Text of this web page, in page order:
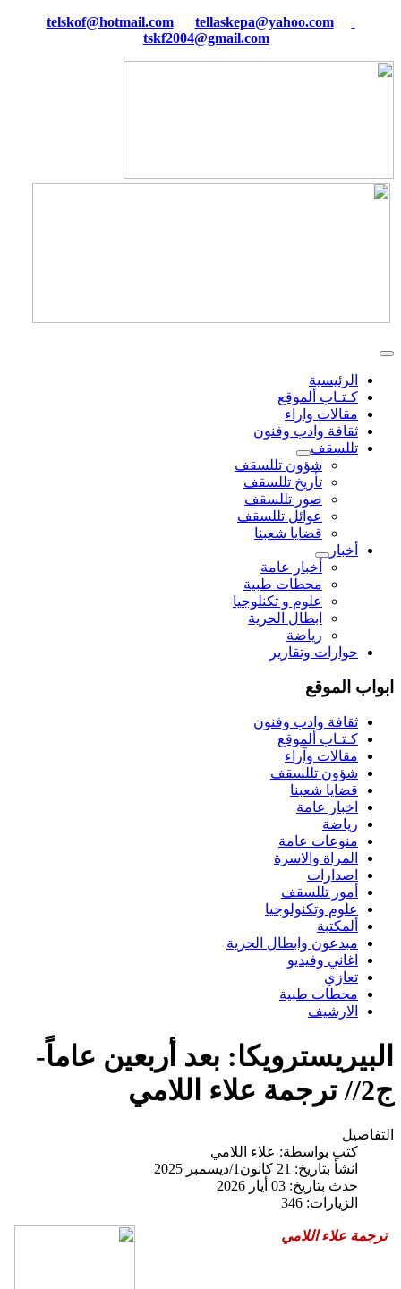
tellaskepa@yahoo.com
tskf2004@gmail.com
الرئيسية
كـتـاب ألموقع
مقالات واراء
ثقافة وادب وفنون
تللسقف
شؤون تللسقف
تأريخ تللسقف
صور تللسقف
عوائل تللسقف
قضايا شعبنا
أخبار
أخبار عامة
محطات طبية
علوم و تکنلوجیا
ابطال الحرية
رياضة
حوارات وتقارير
ابواب الموقع
ثقافة وادب وفنون
كـتـاب ألموقع
مقالات وآراء
شؤون تللسقف
قضايا شعبنا
اخبار عامة
رياضة
منوعات عامة
المراة والاسرة
اصدارات
أمور تللسقف
علوم وتكنولوجيا
ألمكتبة
مبدعون وابطال الحرية
اغاني وفيديو
تعازي
محطات طبية
الارشيف
البيريسترويكا: بعد أربعين عاماً-
ج2// ترجمة علاء اللامي
التفاصيل
كتب بواسطة: علاء اللامي
انشأ بتاريخ: 21 كانون1/ديسمبر 2025
حدث بتاريخ: 03 أيار 2026
الزيارات: 346
ترجمة علاء اللامي